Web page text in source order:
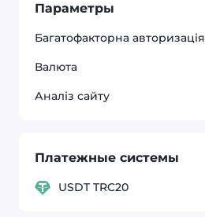
Параметры
Багатофакторна авторизація
Валюта
Аналіз сайту
Платежные системы
USDT TRC20